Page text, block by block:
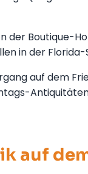
der Boutique-
in der
auf dem
auf